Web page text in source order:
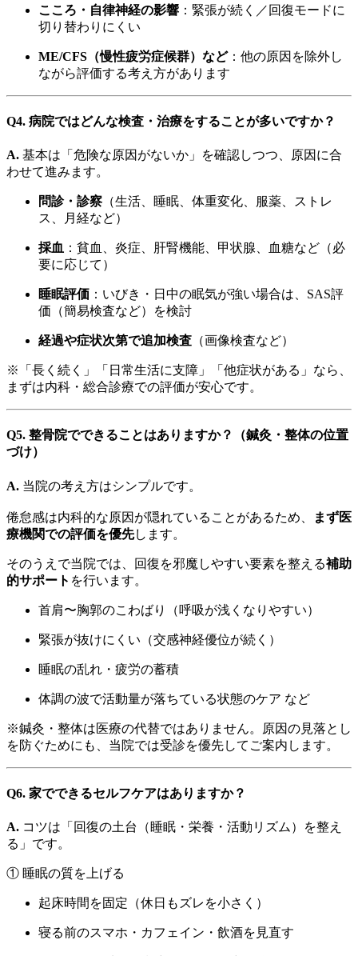
こころ・自律神経の影響 ：緊張が続く／回復モードに
切り替わりにくい
ME/CFS（慢性疲労症候群）など：他の原因を除外し
ながら評価する考え方があります
Q4. 病院ではどんな検査・治療をすることが多いですか？
A. 基本は「危険な原因がないか」を確認しつつ、原因に合
わせて進みます。
問診・診察 （生活、睡眠、体重変化、服薬、ストレ
ス、月経など）
採血 ：貧血、炎症、肝腎機能、甲状腺、血糖など（必
要に応じて）
睡眠評価 ：いびき・日中の眠気が強い場合は、SAS評
価（簡易検査など）を検討
経過や症状次第で追加検査 （画像検査など）
※「長く続く」「日常生活に支障」「他症状がある」なら、
まずは内科・総合診療での評価が安心です。
Q5. 整骨院でできることはありますか？（鍼灸・整体の位置
づけ）
A. 当院の考え方はシンプルです。
倦怠感は内科的な原因が隠れていることがあるため、
まず医
療機関での評価を優先します。
そのうえで当院では、回復を邪魔しやすい要素を整える補助
的サポート を行います。
首肩〜胸郭のこわばり（呼吸が浅くなりやすい）
緊張が抜けにくい（交感神経優位が続く）
睡眠の乱れ・疲労の蓄積
体調の波で活動量が落ちている状態のケア など
※鍼灸・整体は医療の代替ではありません。原因の見落とし
を防ぐためにも、当院では受診を優先してご案内します。
Q6. 家でできるセルフケアはありますか？
A. コツは「回復の土台（睡眠・栄養・活動リズム）を整え
る」です。
① 睡眠の質を上げる
起床時間を固定（休日もズレを小さく）
寝る前のスマホ・カフェイン・飲酒を見直す